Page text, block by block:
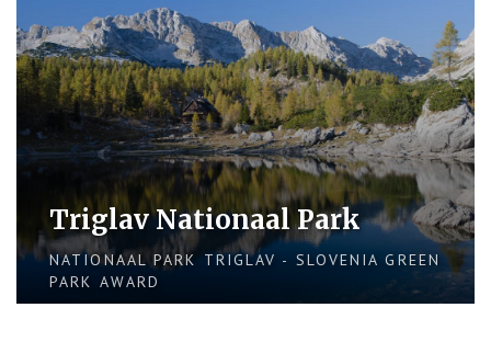
Triglav Nationaal Park
NATIONAAL PARK TRIGLAV - SLOVENIA GREEN
PARK AWARD